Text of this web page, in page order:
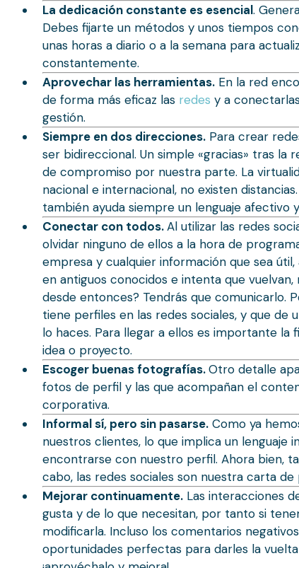
La dedicación constante es esencial.
Debes fijarte un métodos y unos tiempos
unas horas a diario o a la semana para
constantemente.
Aprovechar las herramientas. En la red
de forma más eficaz las redes y a
gestión.
Siempre en dos direcciones. Para crear
ser bidireccional. Un simple «gracias» tras
de compromiso por nuestra parte. La
nacional e internacional, no existen
también ayuda siempre un lenguaje afectivo
Conectar con todos.Al utilizar las redes
olvidar ninguno de ellos a la hora de
empresa y cualquier información que sea
en antiguos conocidos e intenta que
desde entonces? Tendrás que comunicarlo.
tiene perfiles en las redes sociales, y que
lo haces. Para llegar a ellos es importante
idea o proyecto.
Escoger buenas fotografías.Otro detalle
fotos de perfil y las que acompañan el
corporativa.
Informal sí, pero sin pasarse. Como ya
nuestros clientes, lo que implica un
encontrarse con nuestro perfil. Ahora bien,
cabo, las redes sociales son nuestra carta de
Mejorar continuamente. Las interacciones
gusta y de lo que necesitan, por tanto si
modificarla. Incluso los comentarios
oportunidades perfectas para darles la